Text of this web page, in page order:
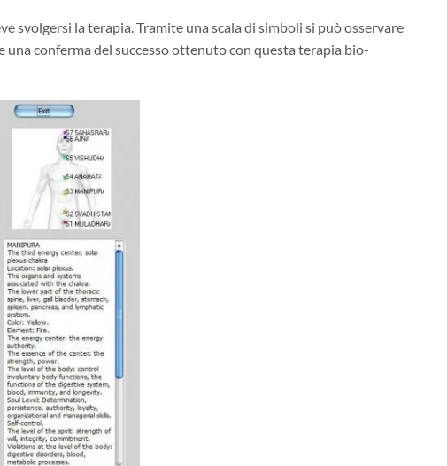
svolgersi la terapia. Tramite una scala di simboli si può osservare
una conferma del successo ottenuto con questa terapia bio-